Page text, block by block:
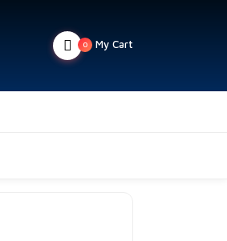
My Cart
0